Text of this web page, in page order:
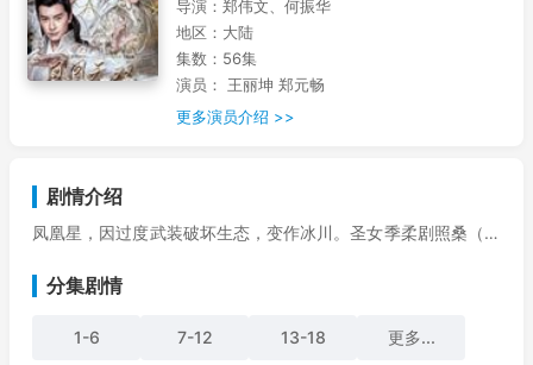
导演： 郑伟文、何振华
地区： 大陆
集数： 56集
演员：
王丽坤 郑元畅
更多演员介绍 >>
剧情介绍
凤凰星，因过度武装破坏生态，变作冰川。圣女季柔剧照桑（母
半机械的姣童（南笙饰）追击，逃至另一蔚蓝的星球。这正是魏
而降，传是“至尊宝藏”，谁能夺宝便统一南北。兰王萧煜（朱泳
分集剧情
1-6 7-12 13-18 更多...